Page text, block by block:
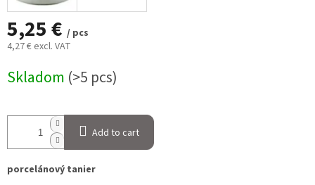
5,25 € / pcs
4,27 € excl. VAT
price:
Skladom (>5 pcs)
Add to cart
porcelánový tanier